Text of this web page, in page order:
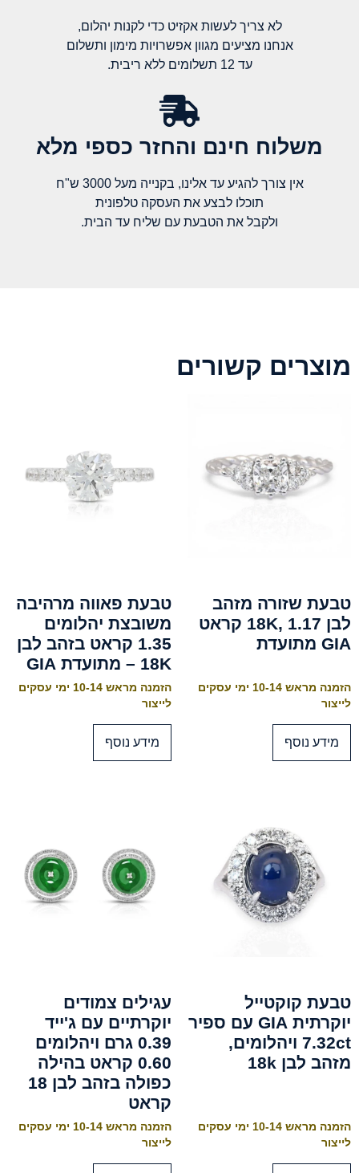
לא צריך לעשות אקזיט כדי לקנות יהלום,
אנחנו מציעים מגוון אפשרויות מימון ותשלום
עד 12 תשלומים ללא ריבית.
משלוח חינם והחזר כספי מלא​
אין צורך להגיע עד אלינו, בקנייה מעל 3000 ש"ח
תוכלו לבצע את העסקה טלפונית
ולקבל את הטבעת עם שליח עד הבית.
מוצרים קשורים
טבעת שזורה מזהב
לבן 18K, 1.17 קראט
GIA מתועדת
הזמנה מראש 10-14 ימי עסקים
לייצור
מידע נוסף
טבעת פאווה מרהיבה
משובצת יהלומים
1.35 קראט בזהב לבן
18K – מתועדת GIA
הזמנה מראש 10-14 ימי עסקים
לייצור
מידע נוסף
טבעת קוקטייל
יוקרתית GIA עם ספיר
7.32ct ויהלומים,
מזהב לבן 18k
הזמנה מראש 10-14 ימי עסקים
לייצור
עגילים צמודים
יוקרתיים עם ג'ייד
0.39 גרם ויהלומים
0.60 קראט בהילה
כפולה בזהב לבן 18
קראט
הזמנה מראש 10-14 ימי עסקים
לייצור